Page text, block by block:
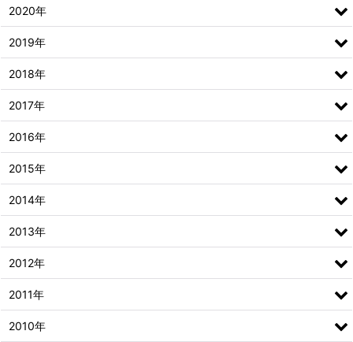
2020年
2019年
2018年
2017年
2016年
2015年
2014年
2013年
2012年
2011年
2010年